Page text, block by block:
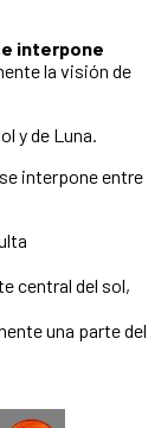
interpone
la visión de
y de Luna.
interpone entre
central del sol,
una parte del